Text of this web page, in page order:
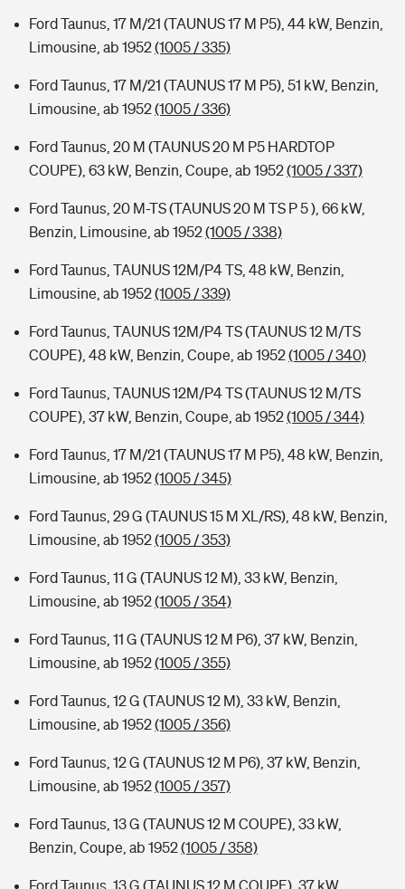
Ford Taunus, 17 M/21 (TAUNUS 17 M P5), 44 kW, Benzin,
Limousine, ab 1952(1005 / 335)
Ford Taunus, 17 M/21 (TAUNUS 17 M P5), 51 kW, Benzin,
Limousine, ab 1952(1005 / 336)
Ford Taunus, 20 M (TAUNUS 20 M P5 HARDTOP
COUPE), 63 kW, Benzin, Coupe, ab 1952(1005 / 337)
Ford Taunus, 20 M-TS (TAUNUS 20 M TS P 5 ), 66 kW,
Benzin, Limousine, ab 1952(1005 / 338)
Ford Taunus, TAUNUS 12M/P4 TS, 48 kW, Benzin,
Limousine, ab 1952(1005 / 339)
Ford Taunus, TAUNUS 12M/P4 TS (TAUNUS 12 M/TS
COUPE), 48 kW, Benzin, Coupe, ab 1952(1005 / 340)
Ford Taunus, TAUNUS 12M/P4 TS (TAUNUS 12 M/TS
COUPE), 37 kW, Benzin, Coupe, ab 1952(1005 / 344)
Ford Taunus, 17 M/21 (TAUNUS 17 M P5), 48 kW, Benzin,
Limousine, ab 1952(1005 / 345)
Ford Taunus, 29 G (TAUNUS 15 M XL/RS), 48 kW, Benzin,
Limousine, ab 1952(1005 / 353)
Ford Taunus, 11 G (TAUNUS 12 M), 33 kW, Benzin,
Limousine, ab 1952(1005 / 354)
Ford Taunus, 11 G (TAUNUS 12 M P6), 37 kW, Benzin,
Limousine, ab 1952(1005 / 355)
Ford Taunus, 12 G (TAUNUS 12 M), 33 kW, Benzin,
Limousine, ab 1952(1005 / 356)
Ford Taunus, 12 G (TAUNUS 12 M P6), 37 kW, Benzin,
Limousine, ab 1952(1005 / 357)
Ford Taunus, 13 G (TAUNUS 12 M COUPE), 33 kW,
Benzin, Coupe, ab 1952(1005 / 358)
Ford Taunus, 13 G (TAUNUS 12 M COUPE), 37 kW,